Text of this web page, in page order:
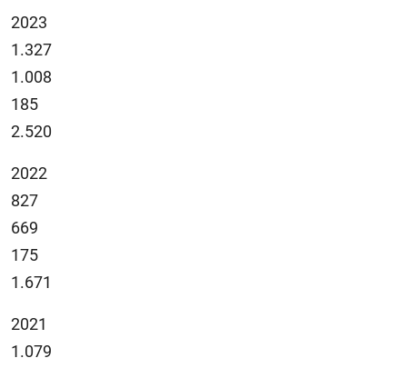
2023
1.327
1.008
185
2.520
2022
827
669
175
1.671
2021
1.079